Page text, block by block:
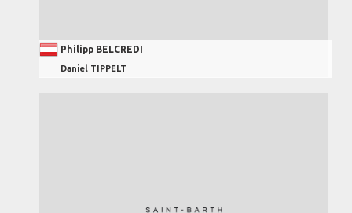
Philipp BELCREDI
Daniel TIPPELT